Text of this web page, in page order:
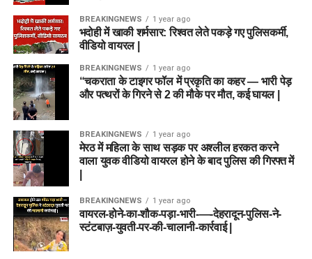
BREAKINGNEWS 1 year ago
भदोही में खाकी शर्मसार: रिश्वत लेते पकड़े गए पुलिसकर्मी,
वीडियो वायरल |
BREAKINGNEWS 1 year ago
“चकराता के टाइगर फॉल में प्रकृति का कहर — भारी पेड़
और पत्थरों के गिरने से 2 की मौके पर मौत, कई घायल |
BREAKINGNEWS 1 year ago
मेरठ में महिला के साथ सड़क पर अश्लील हरकत करने
वाला युवक वीडियो वायरल होने के बाद पुलिस की गिरफ्त में
BREAKINGNEWS 1 year ago
वायरल-होने-का-शौक-पड़ा-भारी-—-देहरादून-पुलिस-ने-
स्टंटबाज़-युवती-पर-की-चालानी-कार्रवाई |